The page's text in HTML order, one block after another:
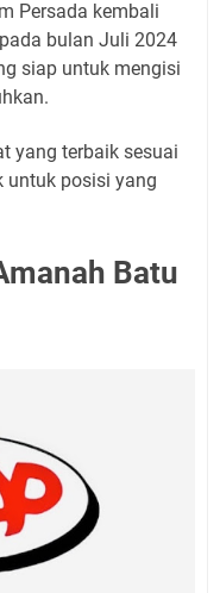
Persada kembali
bulan Juli 2024
siap untuk mengisi
yang terbaik sesuai
untuk posisi yang
Batu